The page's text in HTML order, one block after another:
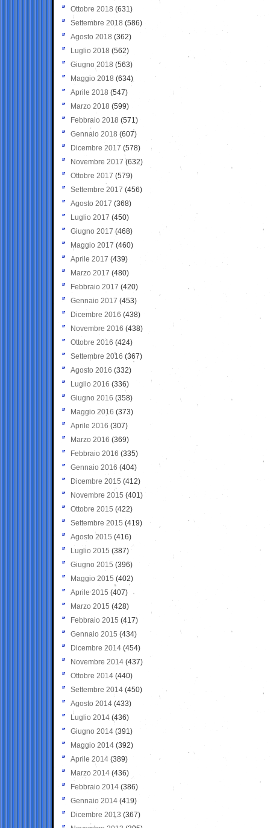
Ottobre 2018 (631)
Settembre 2018 (586)
Agosto 2018 (362)
Luglio 2018 (562)
Giugno 2018 (563)
Maggio 2018 (634)
Aprile 2018 (547)
Marzo 2018 (599)
Febbraio 2018 (571)
Gennaio 2018 (607)
Dicembre 2017 (578)
Novembre 2017 (632)
Ottobre 2017 (579)
Settembre 2017 (456)
Agosto 2017 (368)
Luglio 2017 (450)
Giugno 2017 (468)
Maggio 2017 (460)
Aprile 2017 (439)
Marzo 2017 (480)
Febbraio 2017 (420)
Gennaio 2017 (453)
Dicembre 2016 (438)
Novembre 2016 (438)
Ottobre 2016 (424)
Settembre 2016 (367)
Agosto 2016 (332)
Luglio 2016 (336)
Giugno 2016 (358)
Maggio 2016 (373)
Aprile 2016 (307)
Marzo 2016 (369)
Febbraio 2016 (335)
Gennaio 2016 (404)
Dicembre 2015 (412)
Novembre 2015 (401)
Ottobre 2015 (422)
Settembre 2015 (419)
Agosto 2015 (416)
Luglio 2015 (387)
Giugno 2015 (396)
Maggio 2015 (402)
Aprile 2015 (407)
Marzo 2015 (428)
Febbraio 2015 (417)
Gennaio 2015 (434)
Dicembre 2014 (454)
Novembre 2014 (437)
Ottobre 2014 (440)
Settembre 2014 (450)
Agosto 2014 (433)
Luglio 2014 (436)
Giugno 2014 (391)
Maggio 2014 (392)
Aprile 2014 (389)
Marzo 2014 (436)
Febbraio 2014 (386)
Gennaio 2014 (419)
Dicembre 2013 (367)